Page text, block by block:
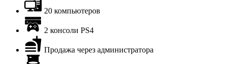
20 компьютеров
2 консоли PS4
Продажа через администратора